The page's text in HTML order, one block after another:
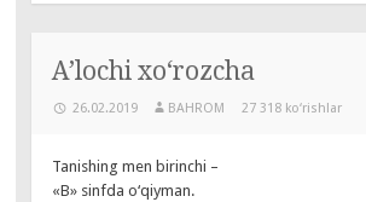
A’lochi xo‘rozcha
26.02.2019 BAHROM 27 318 ko‘rishlar
Tanishing men birinchi –
«B» sinfda o‘qiyman.